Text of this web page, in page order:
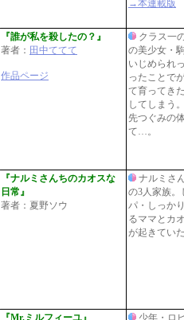
→本連載版
『誰が私を殺したの？』
著者： 田中ててて
作品ページ
クラス一
の美少女・
いじめられ
ったことで
て育ってき
してしまう
先つぐみの
て…。
『ナルミさんちのカオスな
日常』
著者：夏野ソウ
ナルミさ
の3人家族。
パ・しっか
るママとカ
が起きてい
『Mr.ミルフィーユ』
少年・ロ